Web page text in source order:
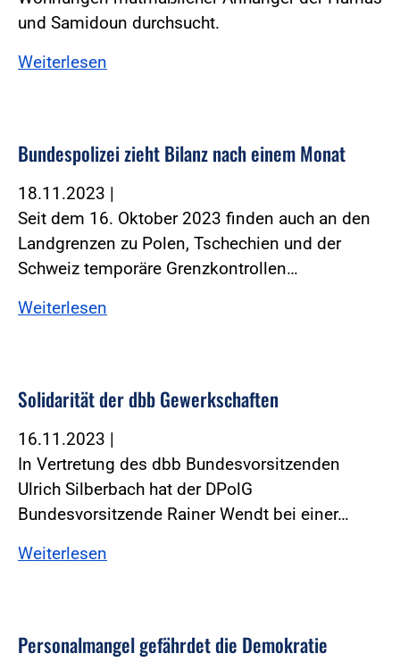
und Samidoun durchsucht.
Weiterlesen
Bundespolizei zieht Bilanz nach einem Monat
18.11.2023 |
Seit dem 16. Oktober 2023 finden auch an den
Landgrenzen zu Polen, Tschechien und der
Schweiz temporäre Grenzkontrollen…
Weiterlesen
Solidarität der dbb Gewerkschaften
16.11.2023 |
In Vertretung des dbb Bundesvorsitzenden
Ulrich Silberbach hat der DPolG
Bundesvorsitzende Rainer Wendt bei einer…
Weiterlesen
Personalmangel gefährdet die Demokratie